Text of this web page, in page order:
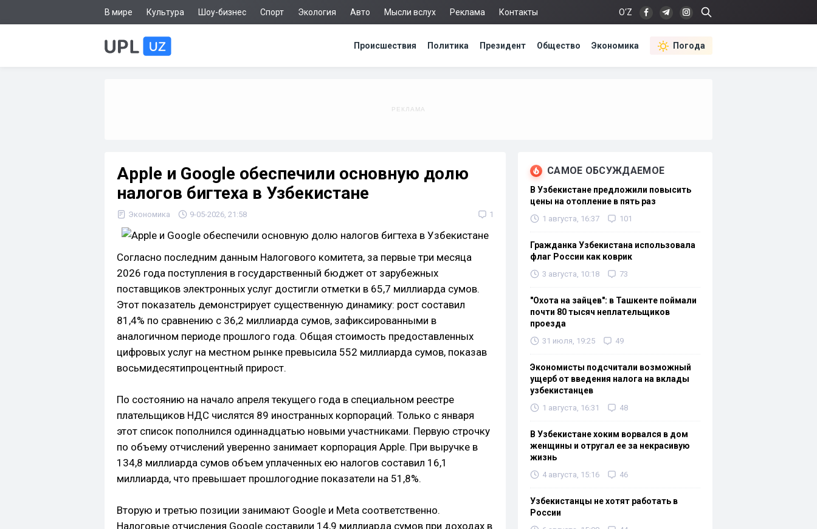
В мире Культура Шоу-бизнес Спорт Экология Авто Мысли вслух Реклама Контакты O‘Z
Происшествия Политика Президент Общество Экономика Погода
Apple и Google обеспечили основную долю
налогов бигтеха в Узбекистане
Экономика 9-05-2026, 21:58 1
Согласно последним данным Налогового комитета, за первые три месяца
2026 года поступления в государственный бюджет от зарубежных
поставщиков электронных услуг достигли отметки в 65,7 миллиарда сумов.
Этот показатель демонстрирует существенную динамику: рост составил
81,4% по сравнению с 36,2 миллиарда сумов, зафиксированными в
аналогичном периоде прошлого года. Общая стоимость предоставленных
цифровых услуг на местном рынке превысила 552 миллиарда сумов, показав
восьмидесятипроцентный прирост.
По состоянию на начало апреля текущего года в специальном реестре
плательщиков НДС числятся 89 иностранных корпораций. Только с января
этот список пополнился одиннадцатью новыми участниками. Первую строчку
по объему отчислений уверенно занимает корпорация Apple. При выручке в
134,8 миллиарда сумов объем уплаченных ею налогов составил 16,1
миллиарда, что превышает прошлогодние показатели на 51,8%.
Вторую и третью позиции занимают Google и Meta соответственно.
Налоговые отчисления Google составили 14,9 миллиарда сумов при доходах в
САМОЕ ОБСУЖДАЕМОЕ
В Узбекистане предложили повысить
цены на отопление в пять раз
1 августа, 16:37 101
Гражданка Узбекистана использовала
флаг России как коврик
3 августа, 10:18 73
"Охота на зайцев": в Ташкенте поймали
почти 80 тысяч неплательщиков
проезда
31 июля, 19:25 49
Экономисты подсчитали возможный
ущерб от введения налога на вклады
узбекистанцев
1 августа, 16:31 48
В Узбекистане хоким ворвался в дом
женщины и отругал ее за некрасивую
жизнь
4 августа, 15:16 46
Узбекистанцы не хотят работать в
России